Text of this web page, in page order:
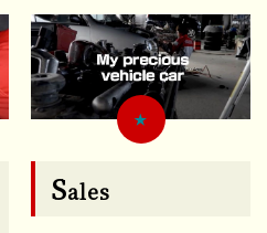
★
Sales